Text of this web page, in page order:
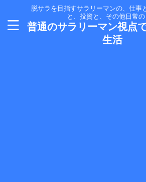
脱サラを目指すサラリーマンの、仕事
と、投資と、その他日常
普通のサラリーマン視点
生活